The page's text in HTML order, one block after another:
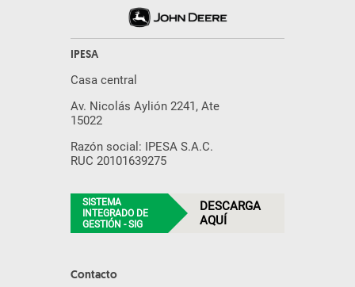
IPESA
Casa central
Av. Nicolás Aylión 2241, Ate
15022
Razón social: IPESA S.A.C.
RUC 20101639275
SISTEMA
INTEGRADO DE
GESTIÓN - SIG
DESCARGA
AQUÍ
Contacto